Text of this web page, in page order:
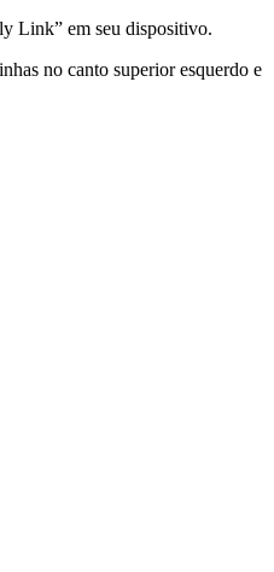
Link” em seu dispositivo.
no canto superior esquerdo e